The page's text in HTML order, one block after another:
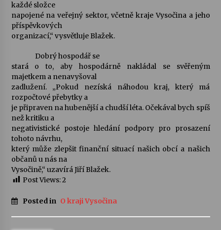
každé složce
napojené na veřejný sektor, včetně kraje Vysočina a jeho
příspěvkových
organizací,“ vysvětluje Blažek.
Dobrý hospodář se
stará o to, aby hospodárně nakládal se svěřeným
majetkem a nenavyšoval
zadlužení. „Pokud nezíská náhodou kraj, který má
rozpočtové přebytky a
je připraven na hubenější a chudší léta. Očekával bych spíš
než kritiku a
negativistické postoje hledání podpory pro prosazení
tohoto návrhu,
který může zlepšit finanční situací našich obcí a našich
občanů u nás na
Vysočině,“ uzavírá Jiří Blažek.
Post Views:2
Posted in O kraji Vysočina